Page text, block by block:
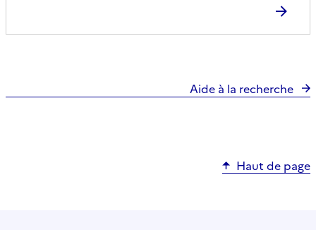
Aide à la recherche
Haut de page